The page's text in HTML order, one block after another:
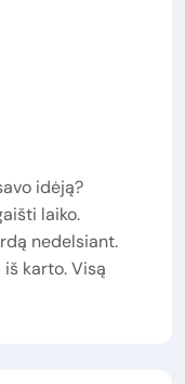
idėją?
laiko.
nedelsiant.
karto. Visą